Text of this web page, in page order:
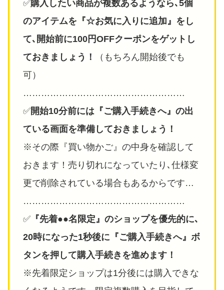
✅️購入したい商品が複数あるようなら､5個
のアイテムを『☆お気に入りに追加』をし
て､開始前に100円OFFクーポンをゲットし
ておきましょう！
（もちろん開始後でも
可）
………………………………………………
✅️開始10分前には『ご購入手続きへ』の出
ている画面を準備しておきましょう！
※その際『買い物かご』の中身を確認して
おきます！売り切れになっていたり､仕様変
更で削除されている場合もあるからです…
………………………………………………
✅️ 『先着●●名限定』のショップを優先的に､
20時になった1秒後に『ご購入手続きへ』ボ
タンを押して購入手続きを進めます！
※先着限定ショップは1分後には購入できな